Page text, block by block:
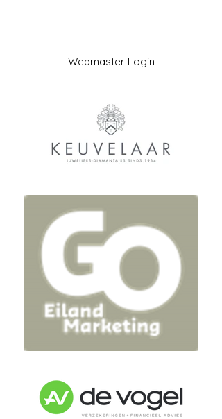
Webmaster Login